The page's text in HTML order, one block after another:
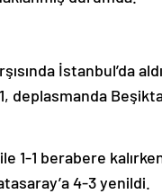
İstanbul’da
deplasmanda
1-1 berabere
4-3 yenildi.